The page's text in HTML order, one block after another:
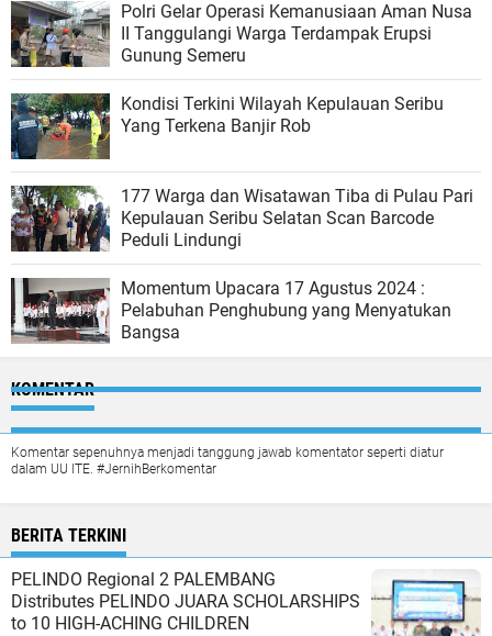
Polri Gelar Operasi Kemanusiaan Aman Nusa
II Tanggulangi Warga Terdampak Erupsi
Gunung Semeru
Kondisi Terkini Wilayah Kepulauan Seribu
Yang Terkena Banjir Rob
177 Warga dan Wisatawan Tiba di Pulau Pari
Kepulauan Seribu Selatan Scan Barcode
Peduli Lindungi
Momentum Upacara 17 Agustus 2024 :
Pelabuhan Penghubung yang Menyatukan
Bangsa
KOMENTAR
Komentar sepenuhnya menjadi tanggung jawab komentator seperti diatur
dalam UU ITE. #JernihBerkomentar
BERITA TERKINI
PELINDO Regional 2 PALEMBANG
Distributes PELINDO JUARA SCHOLARSHIPS
to 10 HIGH-ACHING CHILDREN